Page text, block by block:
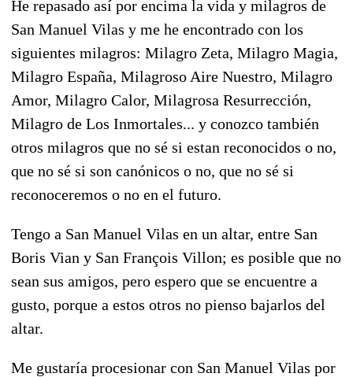
He repasado así por encima la vida y milagros de
San Manuel Vilas y me he encontrado con los
siguientes milagros: Milagro Zeta, Milagro Magia,
Milagro España, Milagroso Aire Nuestro, Milagro
Amor, Milagro Calor, Milagrosa Resurrección,
Milagro de Los Inmortales... y conozco también
otros milagros que no sé si estan reconocidos o no,
que no sé si son canónicos o no, que no sé si
reconoceremos o no en el futuro.
Tengo a San Manuel Vilas en un altar, entre San
Boris Vian y San François Villon; es posible que no
sean sus amigos, pero espero que se encuentre a
gusto, porque a estos otros no pienso bajarlos del
altar.
Me gustaría procesionar con San Manuel Vilas por